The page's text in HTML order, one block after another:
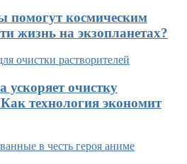
помогут космическим
жизнь на экзопланетах?
ускоряет очистку
технология экономит